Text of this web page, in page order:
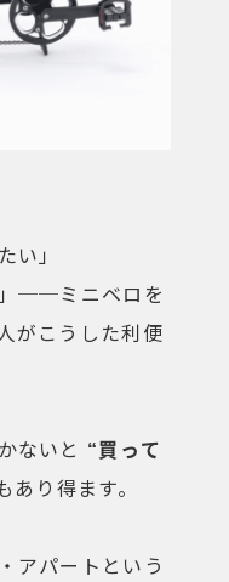
い」
」──ミニベロを
がこうした利便
ないと “買って
あり得ます。
アパートという